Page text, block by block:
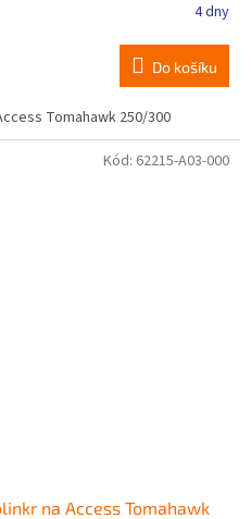
4 dny
Do košíku
Tomahawk 250/300
na Access Tomahawk
Kód: 62215-A03-000